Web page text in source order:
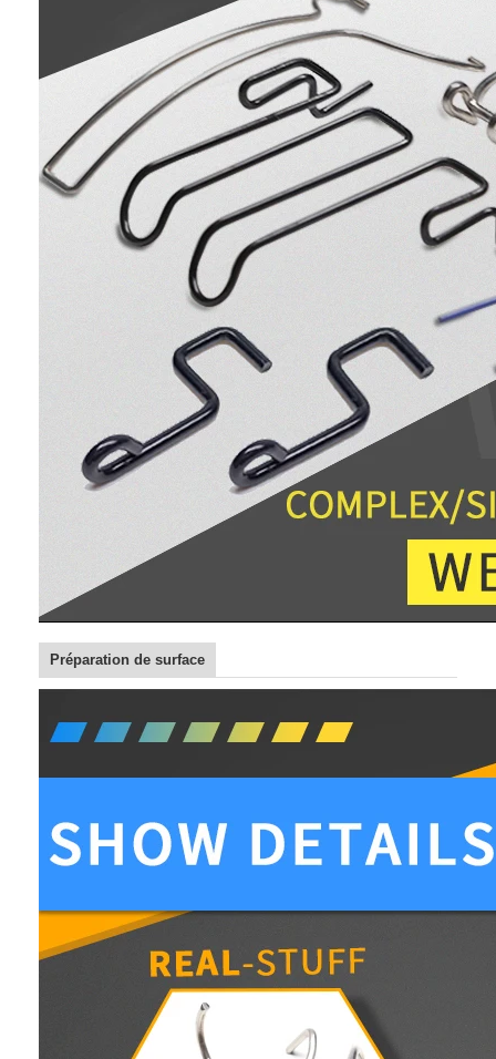
Nourriture Mesh Belt
Bande transporteuse en nid d'abeille
Plat de chaîne de convoyeur
Mesh Belt photovoltaïque solaire
Chaîne Mesh Belt
Ceinture en spirale de congélateur
Préparation de surface